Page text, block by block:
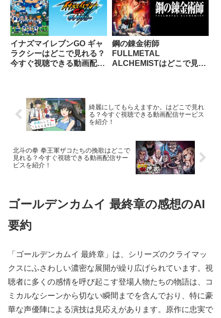
イナズマイレブンGO ギャ
ラクシーはどこで見れる？
今すぐ視聴できる動画配信
鋼の錬金術師
FULLMETAL
ALCHEMISTはどこで見れ
綺麗にしてもらえますか。はどこで見れ
る？今すぐ視聴できる動画配信サービス
を紹介！
北斗の拳 拳王軍ザコたちの挽歌はどこで
見れる？今すぐ視聴できる動画配信サー
ビスを紹介！
ゴールデンカムイ 最終章の感想のAI
要約
「ゴールデンカムイ 最終章」は、シリーズのクライマッ
クスにふさわしい濃密な展開が繰り広げられています。視
聴者に多くの感情を呼び起こす登場人物たちの物語は、コ
ミカルなシーンから切ない瞬間までを含んでおり、特に豪
華な声優陣による演技は見応えがあります。原作に忠実で